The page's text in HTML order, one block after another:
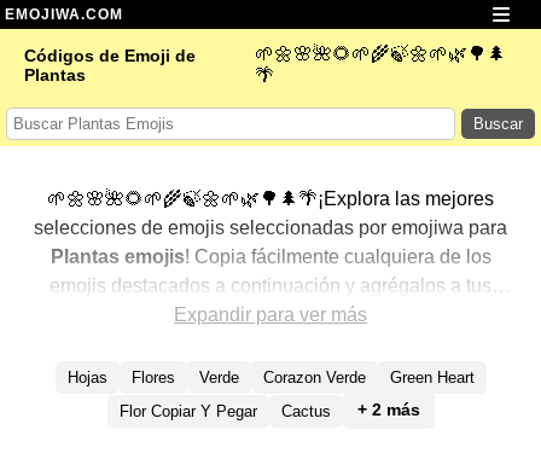
EMOJIWA.COM
Códigos de Emoji de
Plantas
🌱🌼🌸🌺🌻🌱🌾🍃🌼🌱🌿🌳🌲
🌴
Buscar
🌱🌼🌸🌺🌻🌱🌾🍃🌼🌱🌿🌳🌲🌴¡Explora las mejores
selecciones de emojis seleccionadas por emojiwa para
Plantas emojis! Copia fácilmente cualquiera de los
emojis destacados a continuación y agrégalos a tus
conversaciones para un toque personalizado. Hemos
mostrando primero los más populares. ¿Buscas más?
Explora otras categorías para descubrir aún más formas
Expandir para ver más
Hojas Flores Verde Corazon Verde
Green Heart
Flor Copiar Y Pegar
Cactus + 2 más